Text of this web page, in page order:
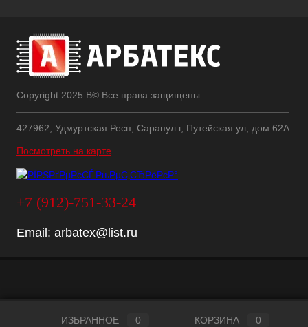
Copyright 2025 В© Все права защищены
427962, Удмуртская Респ, Сарапул г, Путейская ул, дом 62А
Посмотреть на карте
+7 (912)-751-33-24
Email: arbatex@list.ru
ИЗБРАННОЕ 0 КОРЗИНА 0